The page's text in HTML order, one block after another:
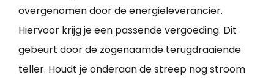
overgenomen door de energieleverancier.
Hiervoor krijg je een passende vergoeding. Dit
gebeurt door de zogenaamde terugdraaiende
teller. Houdt je onderaan de streep nog stroom